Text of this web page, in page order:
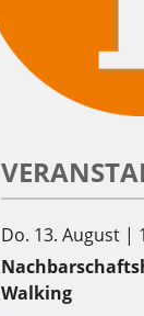
Do. 13. August |
Walking